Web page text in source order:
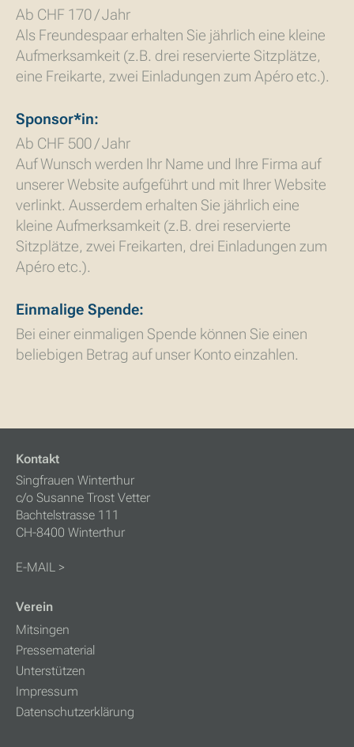
Ab CHF 170 / Jahr
Als Freundespaar erhalten Sie jährlich eine kleine
Aufmerksamkeit (z.B. drei reservierte Sitzplätze,
eine Freikarte, zwei Einladungen zum Apéro etc.).
Sponsor*in:
Ab CHF 500 / Jahr
Auf Wunsch werden Ihr Name und Ihre Firma auf
unserer Website aufgeführt und mit Ihrer Website
verlinkt. Ausserdem erhalten Sie jährlich eine
kleine Aufmerksamkeit (z.B. drei reservierte
Sitzplätze, zwei Freikarten, drei Einladungen zum
Apéro etc.).
Einmalige Spende:
Bei einer einmaligen Spende können Sie einen
beliebigen Betrag auf unser Konto einzahlen.
Kontakt
Singfrauen Winterthur
c/o Susanne Trost Vetter
Bachtelstrasse 111
CH-8400 Winterthur
E-MAIL >
Verein
Mitsingen
Pressematerial
Unterstützen
Impressum
Datenschutzerklärung